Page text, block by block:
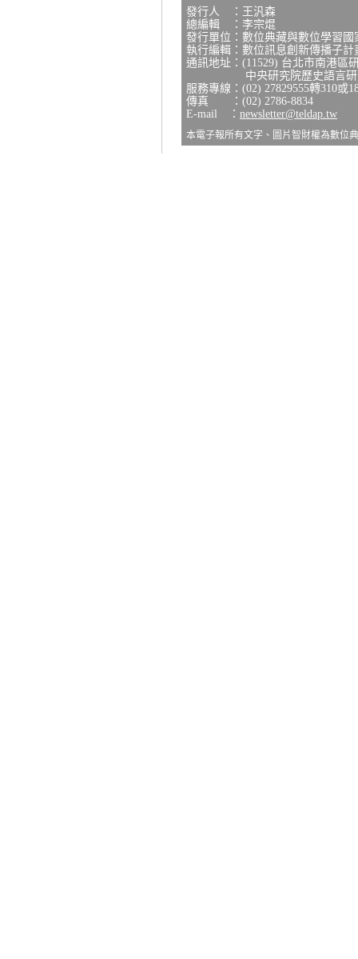
發行人 ：王汎森
總編輯 ：李宗焜
發行單位：數位典藏與數位學習
執行編輯：數位訊息創新傳播子計
通訊地址：(11529) 台北市南港區
中央研究院歷史語言研究
服務專線：(02) 27829555轉310或
傳真 ：(02) 2786-8834
E-mail ： newsletter@teldap.tw
本電子報所有文字、圖片智財權為數位